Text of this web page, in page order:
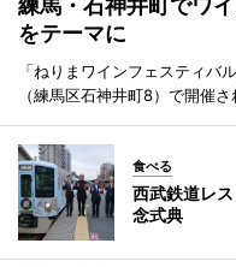
練馬・石神井町でワ
をテーマに
「ねりまワインフェスティバ
（練馬区石神井町8）で開催さ
食べる
西武鉄道レ
念式典